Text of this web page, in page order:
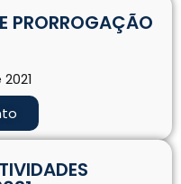
PRORROGAÇÃO